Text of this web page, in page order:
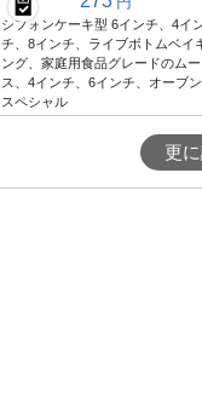
シフォンケーキ型 6インチ、4イ
チ、8インチ、ライブボトムベイ
ング、家庭用食品グレードのムー
ス、4インチ、6インチ、オーブン
スペシャル
更